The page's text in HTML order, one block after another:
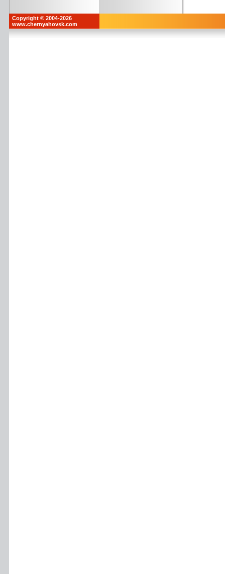
Copyright © 2004-2026
www.chernyahovsk.com